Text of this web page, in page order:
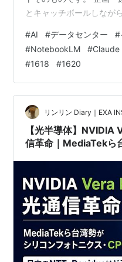
とキャッチボールしなが
正「NotebookLMデバッ
グ秘伝の「原稿デバッグ
構成や矛盾をビシッと修
「Claude君」に読み込ま
ッケージング（リリース
ハッシュタグの…
#AI #データセンター #
#NotebookLM #Claude
#1618 #1620
リンリン Diary｜EXA
【光半導体】
信革命｜MediaTekら